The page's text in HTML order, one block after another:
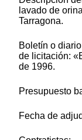
lavado de
Tarragona.
Boletín o
de licitación:
de 1996.
Presupuesto
Fecha de